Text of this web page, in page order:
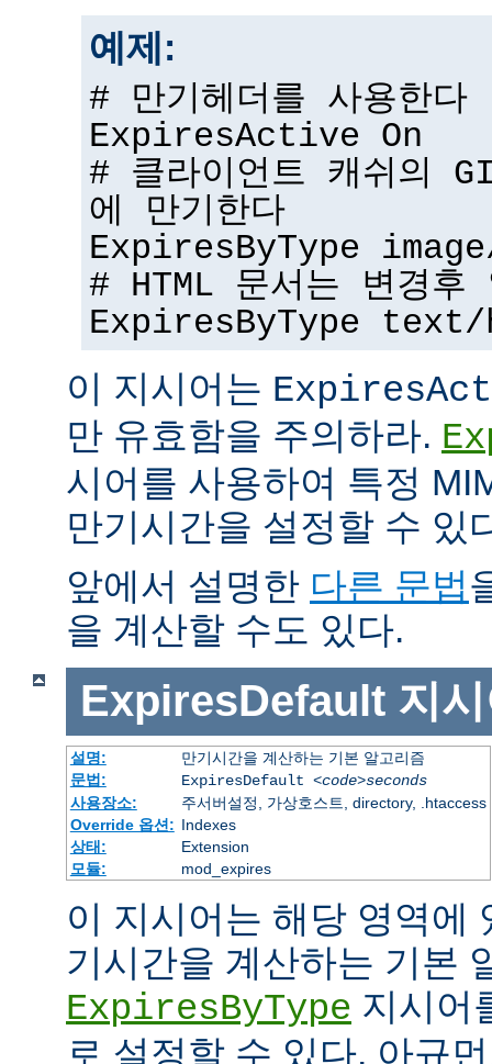
예제:
# 만기헤더를 사용한다
ExpiresActive On
# 클라이언트 캐쉬의
에 만기한다
ExpiresByType
# HTML 문서는 변경후
ExpiresByType text/
이 지시어는
만 유효함을 주의하라.
시어를 사용하여 특정
만기시간을 설정할 수 있
앞에서 설명한 다른 문법
을 계산할 수도 있다.
ExpiresDefault 지
설명:
만기시간을 계산하는 기본 알고리즘
문법:
ExpiresDefault <code>seconds
사용장소:
주서버설정, 가상호스트, directory, .htaccess
Override 옵션: Indexes
상태:
Extension
모듈:
mod_expires
이 지시어는 해당 영역에
기시간을 계산하는 기본
ExpiresByType 지시어
로 설정할 수 있다. 아규